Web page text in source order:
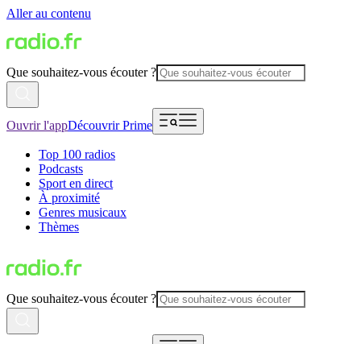
Aller au contenu
Que souhaitez-vous écouter ?
Ouvrir l'appDécouvrir Prime
Top 100 radios
Podcasts
Sport en direct
À proximité
Genres musicaux
Thèmes
Que souhaitez-vous écouter ?